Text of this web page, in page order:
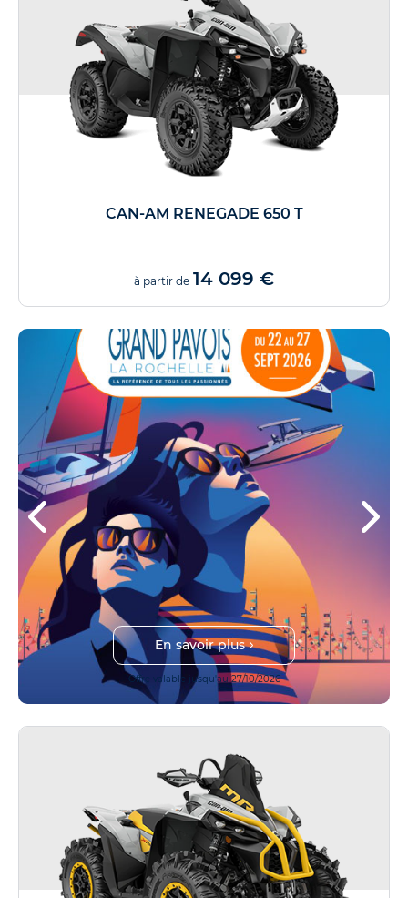
CAN-AM RENEGADE 650 T
à partir de 14 099 €
En savoir plus
Offre valable jusqu'au 27/10/2026